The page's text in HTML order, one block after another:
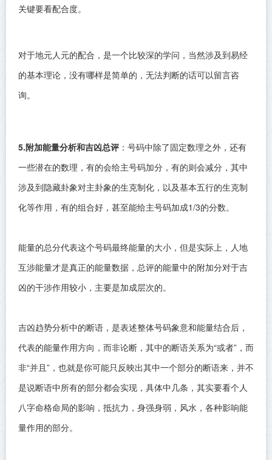
关键要看配合度。
对于地元人元的配合，是一个比较深的学问，当然涉及到易经
的基本理论，没有哪样是简单的，无法判断的话可以留言咨
询。
5.附加能量分析和吉凶总评 ：号码中除了固定数理之外，还有
一些潜在的数理，有的会给主号码加分，有的则会减分，其中
涉及到隐藏卦象对主卦象的生克制化，以及基本五行的生克制
化等作用，有的组合好，甚至能给主号码加成1/3的分数。
能量的总分代表这个号码最终能量的大小，但是实际上，人地
互涉能量才是真正的能量数据，总评的能量中的附加分对于吉
凶的干涉作用较小，主要是加成层次的。
吉凶趋势分析中的断语，是表述整体号码象意和能量结合后，
代表的能量作用方向，而非论断，其中的断语关系为“或者”，而
非“并且”，也就是你可能只反映出其中一个部分的断语来，并不
是说断语中所有的部分都会实现，具体中几条，其实要看个人
八字命格命局的影响，抵抗力，身强身弱，风水，各种影响能
量作用的部分。